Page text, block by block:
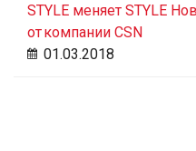
STYLE меняет STYLE
от компании CSN
01.03.2018